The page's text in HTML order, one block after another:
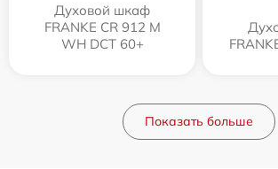
Духовой шкаф
FRANKE CR 912 M
WH DCT 60+
Показать больше